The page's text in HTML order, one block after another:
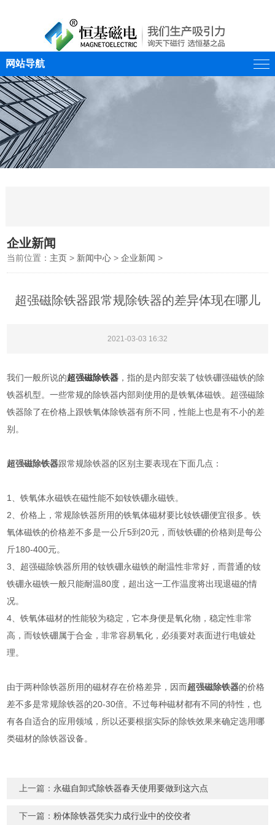
网站导航
企业新闻
当前位置： 主页 > 新闻中心 >企业新闻 >
超强磁除铁器跟常规除铁器的差异体现在哪儿
2021-03-03 16:32
我们一般所说的超强磁除铁器 ，指的是内部安装了钕铁硼强磁铁的除
铁器机型。一些常规的除铁器内部则使用的是铁氧体磁铁。超强磁除
铁器除了在价格上跟铁氧体除铁器有所不同，性能上也是有不小的差
别。
超强磁除铁器跟常规除铁器的区别主要表现在下面几点：
1、铁氧体永磁铁在磁性能不如钕铁硼永磁铁。
2、价格上，常规除铁器所用的铁氧体磁材要比钕铁硼便宜很多。铁
氧体磁铁的价格差不多是一公斤5到20元，而钕铁硼的价格则是每公
斤180-400元。
3、超强磁除铁器所用的钕铁硼永磁铁的耐温性非常好，而普通的钕
铁硼永磁铁一般只能耐温80度，超出这一工作温度将出现退磁的情
况。
4、铁氧体磁材的性能较为稳定，它本身便是氧化物，稳定性非常
高，而钕铁硼属于合金，非常容易氧化，必须要对表面进行电镀处
理。
由于两种除铁器所用的磁材存在价格差异，因而超强磁除铁器的价格
差不多是常规除铁器的20-30倍。不过每种磁材都有不同的特性，也
有各自适合的应用领域，所以还要根据实际的除铁效果来确定选用哪
类磁材的除铁器设备。
上一篇： 永磁自卸式除铁器春天使用要做到这六点
下一篇：粉体除铁器凭实力成行业中的佼佼者